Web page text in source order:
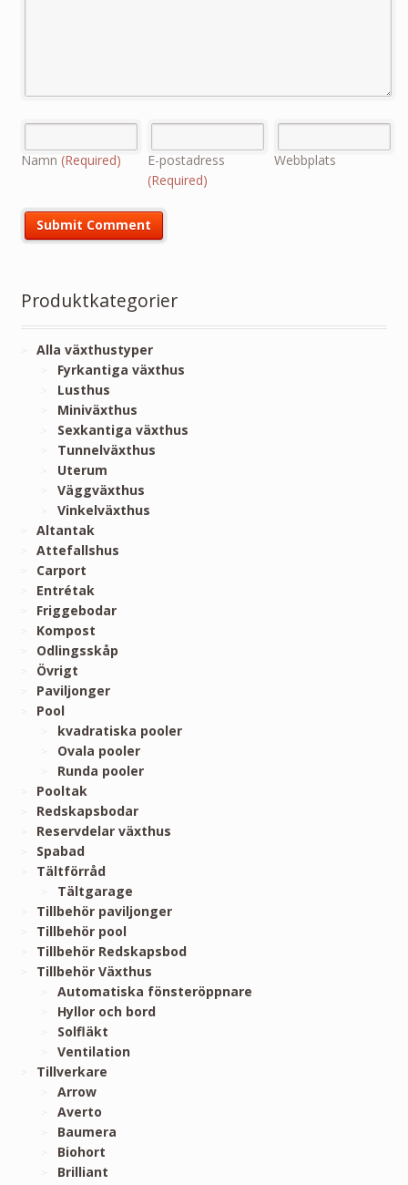
Namn (Required)
E-postadress
(Required)
Webbplats
Produktkategorier
Alla växthustyper
Fyrkantiga växthus
Lusthus
Miniväxthus
Sexkantiga växthus
Tunnelväxthus
Uterum
Väggväxthus
Vinkelväxthus
Altantak
Attefallshus
Carport
Entrétak
Friggebodar
Kompost
Odlingsskåp
Övrigt
Paviljonger
Pool
kvadratiska pooler
Ovala pooler
Runda pooler
Pooltak
Redskapsbodar
Reservdelar växthus
Spabad
Tältförråd
Tältgarage
Tillbehör paviljonger
Tillbehör pool
Tillbehör Redskapsbod
Tillbehör Växthus
Automatiska fönsteröppnare
Hyllor och bord
Solfläkt
Ventilation
Tillverkare
Arrow
Averto
Baumera
Biohort
Brilliant